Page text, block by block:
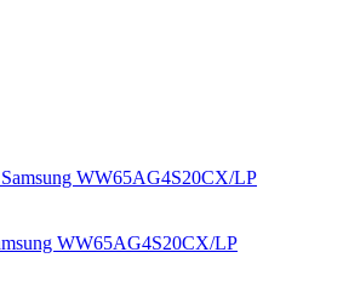
WW65AG4S20CX/LP